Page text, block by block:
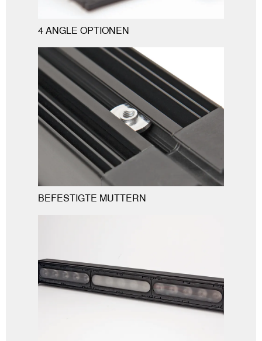
4 ANGLE OPTIONEN
BEFESTIGTE MUTTERN